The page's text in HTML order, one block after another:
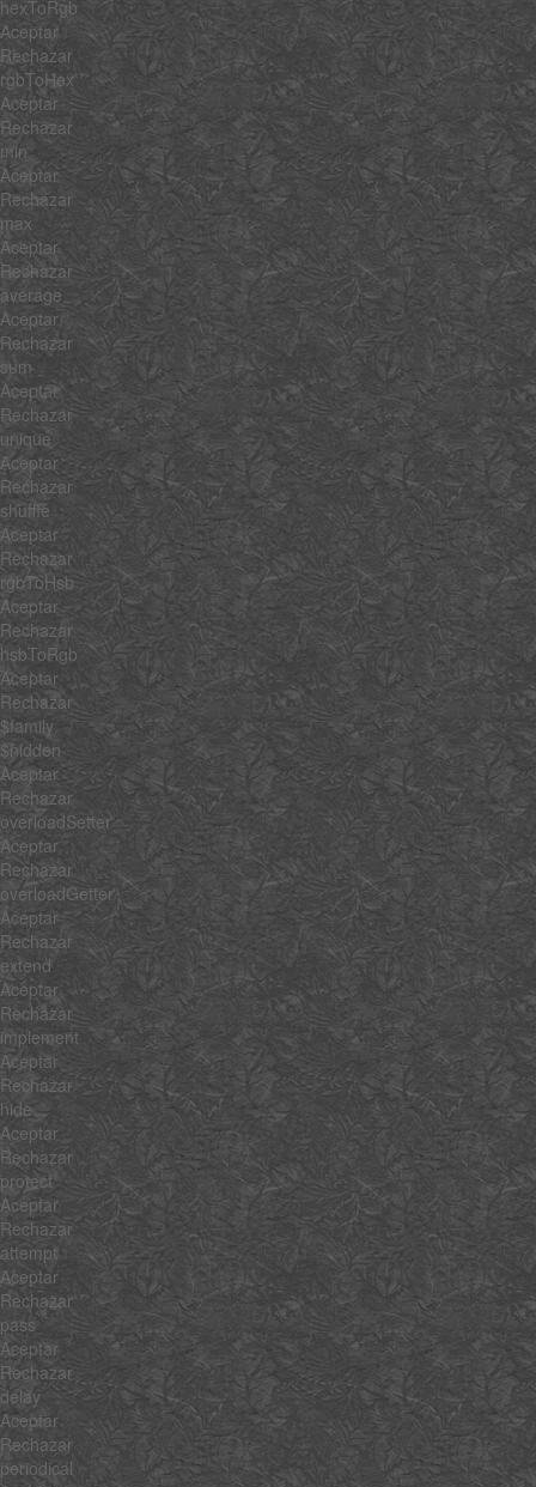
hexToRgb
Aceptar
Rechazar
rgbToHex
Aceptar
Rechazar
min
Aceptar
Rechazar
max
Aceptar
Rechazar
average
Aceptar
Rechazar
sum
Aceptar
Rechazar
unique
Aceptar
Rechazar
shuffle
Aceptar
Rechazar
rgbToHsb
Aceptar
Rechazar
hsbToRgb
Aceptar
Rechazar
$family
$hidden
Aceptar
Rechazar
overloadSetter
Aceptar
Rechazar
overloadGetter
Aceptar
Rechazar
extend
Aceptar
Rechazar
implement
Aceptar
Rechazar
hide
Aceptar
Rechazar
protect
Aceptar
Rechazar
attempt
Aceptar
Rechazar
pass
Aceptar
Rechazar
delay
Aceptar
Rechazar
periodical